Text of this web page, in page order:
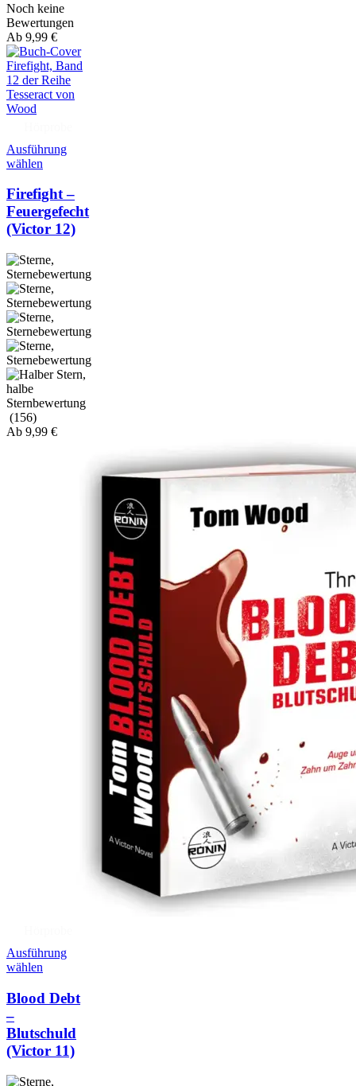
Noch keine
Bewertungen
Ab 9,99 €
Ausführung
wählen
Firefight –
Feuergefecht
(Victor 12)
(156)
Ab 9,99 €
Ausführung
wählen
Blood Debt
–
Blutschuld
(Victor 11)